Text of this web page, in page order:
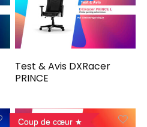
Test & Avis DXRacer
PRINCE
Coup de cœur